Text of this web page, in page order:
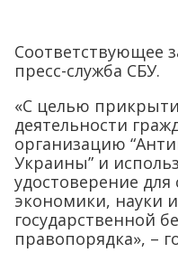
Соответствующее
пресс-служба СБУ.
«С целью
деятельности
организацию
Украины” и
удостоверение
экономики, науки
государственной
правопорядка», –